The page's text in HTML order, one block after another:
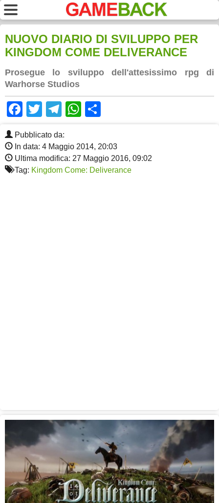
NUOVO DIARIO DI SVILUPPO PER
KINGDOM COME DELIVERANCE
Prosegue lo sviluppo dell'attesissimo rpg di
Warhorse Studios
Facebook
TwitterTelegram
WhatsApp
Pubblicato da:
In data: 4 Maggio 2014, 20:03
Ultima modifica: 27 Maggio 2016, 09:02
Tag: Kingdom Come: Deliverance